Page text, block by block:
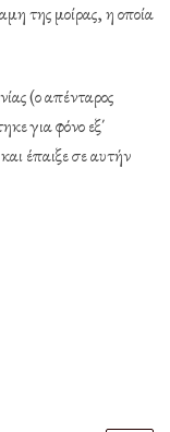
της μοίρας, η οποία
(ο απένταρος
για φόνο εξ΄
έπαιξε σε αυτήν